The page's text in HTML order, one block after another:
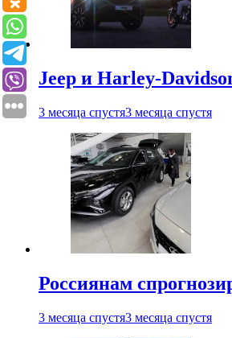
Jeep и Harley-
3 месяца спустя3 месяца спустя
Россиянам
3 месяца спустя3 месяца спустя